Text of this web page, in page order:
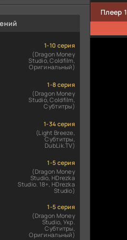
1-10 серия
(Dragon Money
Studio, Coldfilm,
Оригинальный)
1-8 серия
(Dragon Money
Studio, Coldfilm,
Субтитры)
1-34 серия
(Light Breeze,
Субтитры,
DubLik.TV)
1-5 серия
(Dragon Money
Studio, HDrezka
Studio. 18+, HDrezka
Studio)
1-5 серия
(Dragon Money
Studio, Укр.
Субтитры,
Оригинальный)
Плеер 1